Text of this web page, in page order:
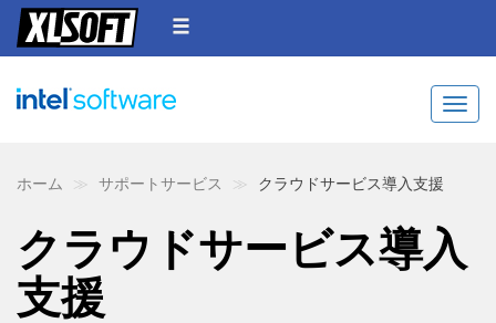
ホーム サポートサービス クラウドサービス導入支援
クラウドサービス導入
支援